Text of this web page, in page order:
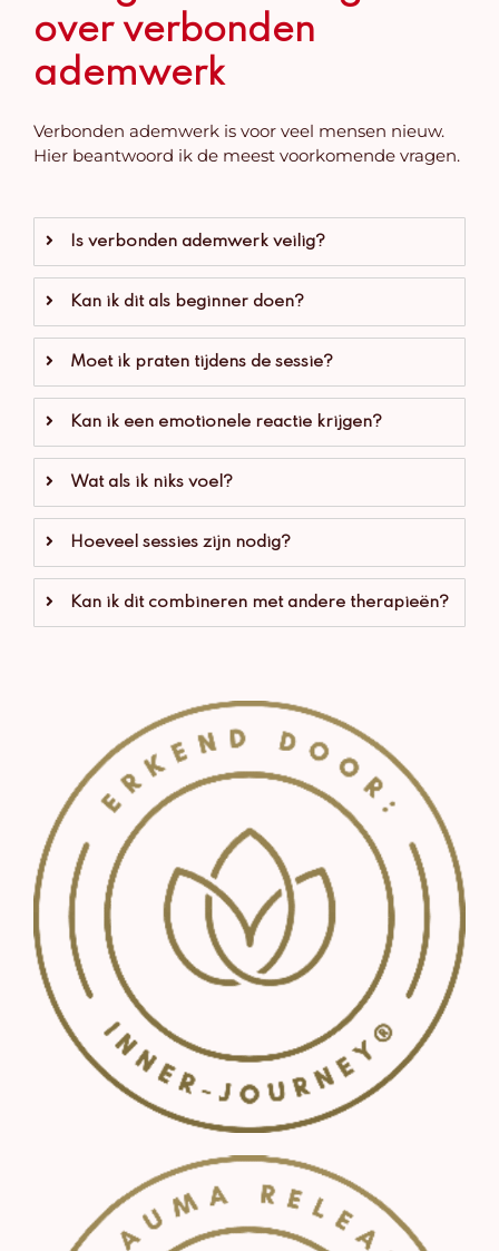
over verbonden
ademwerk
Verbonden ademwerk is voor veel mensen nieuw.
Hier beantwoord ik de meest voorkomende vragen.
Is verbonden ademwerk veilig?
Kan ik dit als beginner doen?
Moet ik praten tijdens de sessie?
Kan ik een emotionele reactie krijgen?
Wat als ik niks voel?
Hoeveel sessies zijn nodig?
Kan ik dit combineren met andere therapieën?